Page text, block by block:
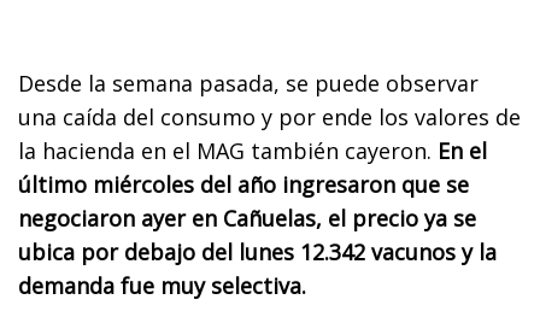
Desde la semana pasada, se puede observar
una caída del consumo y por ende los valores de
la hacienda en el MAG también cayeron. En el
último miércoles del año ingresaron que se
negociaron ayer en Cañuelas, el precio ya se
ubica por debajo del lunes 12.342 vacunos y la
demanda fue muy selectiva.